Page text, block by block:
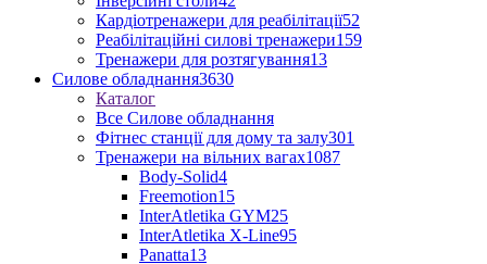
Кардіотренажери для реабілітації52
Реабілітаційні силові тренажери159
Тренажери для розтягування13
Силове обладнання3630
Каталог
Все Силове обладнання
Фітнес станції для дому та залу301
Тренажери на вільних вагах1087
Body-Solid4
Freemotion15
InterAtletika GYM25
InterAtletika X-Line95
Panatta13